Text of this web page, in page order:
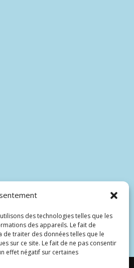
des technologies telles que les
des appareils. Le fait de
traiter des données telles que le
sur ce site. Le fait de ne pas consentir
effet négatif sur certaines